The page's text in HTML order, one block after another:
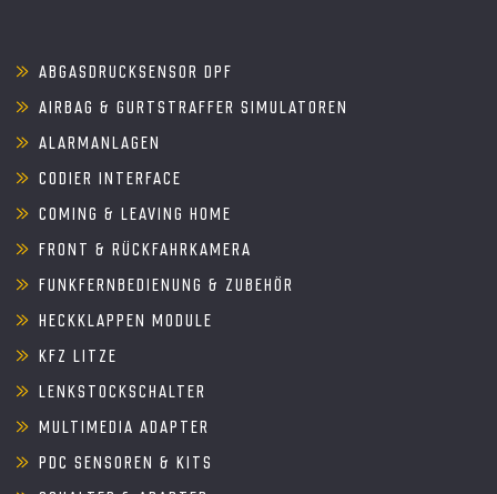
ABGASDRUCKSENSOR DPF
AIRBAG & GURTSTRAFFER SIMULATOREN
ALARMANLAGEN
CODIER INTERFACE
COMING & LEAVING HOME
FRONT & RÜCKFAHRKAMERA
FUNKFERNBEDIENUNG & ZUBEHÖR
HECKKLAPPEN MODULE
KFZ LITZE
LENKSTOCKSCHALTER
MULTIMEDIA ADAPTER
PDC SENSOREN & KITS